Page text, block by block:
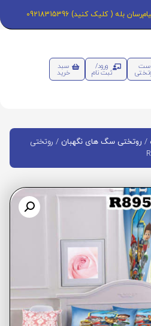
بله ( کلیک کنید) 09218315396
ست ورود/
ثبت نام
سبد
خرید
/ روتختی سگ های نگهبان / روتختی